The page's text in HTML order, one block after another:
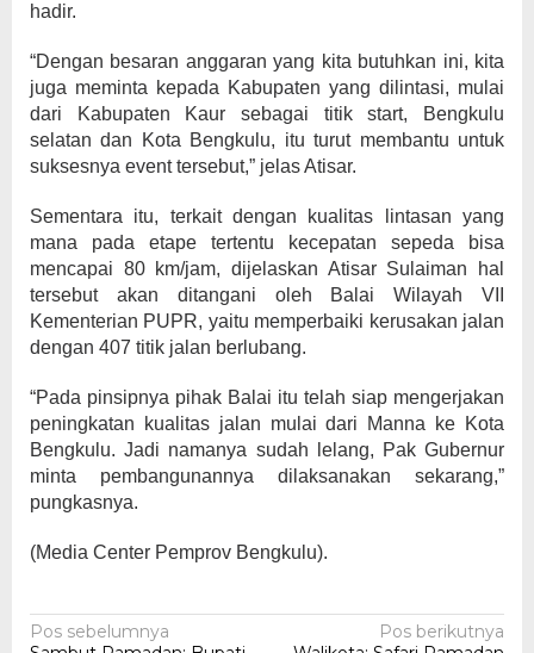
hadir.
“Dengan besaran anggaran yang kita butuhkan ini, kita
juga meminta kepada Kabupaten yang dilintasi, mulai
dari Kabupaten Kaur sebagai titik start, Bengkulu
selatan dan Kota Bengkulu, itu turut membantu untuk
suksesnya event tersebut,” jelas Atisar.
Sementara itu, terkait dengan kualitas lintasan yang
mana pada etape tertentu kecepatan sepeda bisa
mencapai 80 km/jam, dijelaskan Atisar Sulaiman hal
tersebut akan ditangani oleh Balai Wilayah VII
Kementerian PUPR, yaitu memperbaiki kerusakan jalan
dengan 407 titik jalan berlubang.
“Pada pinsipnya pihak Balai itu telah siap mengerjakan
peningkatan kualitas jalan mulai dari Manna ke Kota
Bengkulu. Jadi namanya sudah lelang, Pak Gubernur
minta pembangunannya dilaksanakan sekarang,”
pungkasnya.
(Media Center Pemprov Bengkulu).
Navigasi
Pos sebelumnya
Pos berikutnya